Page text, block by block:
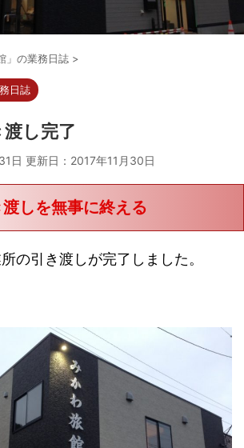
」の業務日誌 >
日誌
し完了
日 更新日： 2017年11月30日
しを無事に終える
の引き渡しが完了しました。